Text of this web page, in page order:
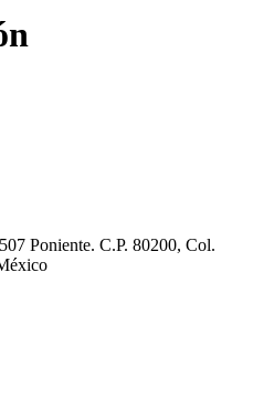
Poniente. C.P. 80200, Col.